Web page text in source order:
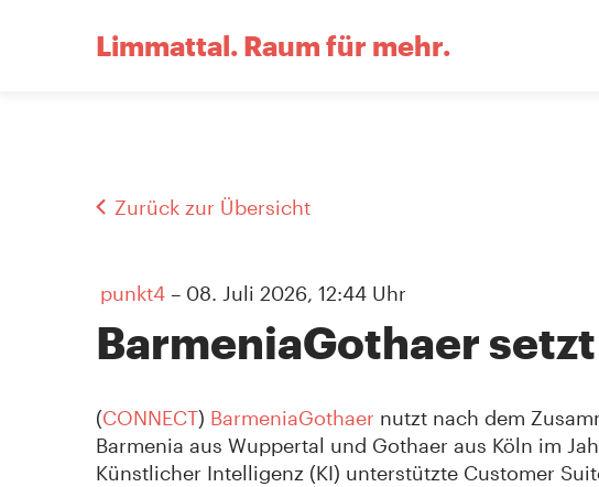
Limmattal. Raum für mehr.
Zurück zur Übersicht
punkt4 – 08. Juli 2026, 12:44 Uhr
BarmeniaGothaer
(CONNECT) BarmeniaGothaer nutzt nach dem
Barmenia aus Wuppertal und Gothaer aus Köln im
Künstlicher Intelligenz (KI) unterstützte Customer